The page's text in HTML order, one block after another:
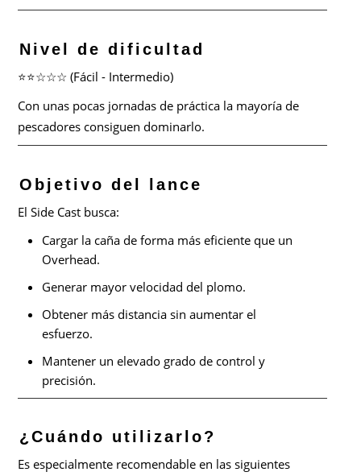
Nivel de dificultad
⭐⭐☆☆☆ (Fácil - Intermedio)
Con unas pocas jornadas de práctica la mayoría de
pescadores consiguen dominarlo.
Objetivo del lance
El Side Cast busca:
Cargar la caña de forma más eficiente que un
Overhead.
Generar mayor velocidad del plomo.
Obtener más distancia sin aumentar el
esfuerzo.
Mantener un elevado grado de control y
precisión.
¿Cuándo utilizarlo?
Es especialmente recomendable en las siguientes